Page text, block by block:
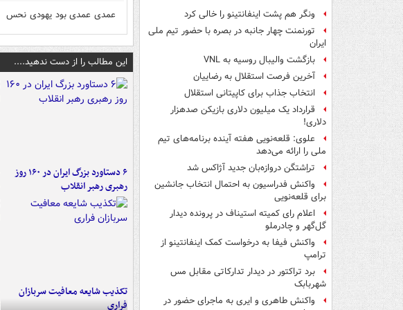
ونگر هم پشت اینفانتینو را خالی کرد
تورنمنت چهار جانبه در بصره با حضور تیم ملی
ایران
بازگشت والیبال روسیه به VNL
آخرین فرصت استقلال به رضاییان
انتخاب جذاب برای کاپیتانی استقلال
قرارداد یک میلیون دلاری بازیکن صدهزار
دلاری!
علوی: قلعه‌نویی هفته آینده برنامه‌های تیم
ملی را ارائه می‌دهد
تراِشتگن دروازه‌بان جدید آژاکس شد
واکنش فدراسیون به احتمال انتخاب جانشین
برای قلعه‌نویی
اعلام رای کمیته استیناف در پرونده دیدار
گل‌گهر و چادرملو
واکنش فیفا به درخواست کمک اینفانتینو از
ترامپ
برد تراکتور در دیدار تدارکاتی مقابل مس
شهربابک
واکنش طاهری و ایری به ماجرای حضور در
عمدی عمدی بود یهودی نحس
این مطالب را از دست ندهید....
۶ دستاورد بزرگ ایران در ۱۶۰ روز
رهبری رهبر انقلاب
تکذیب شایعه معافیت سربازان
فراری